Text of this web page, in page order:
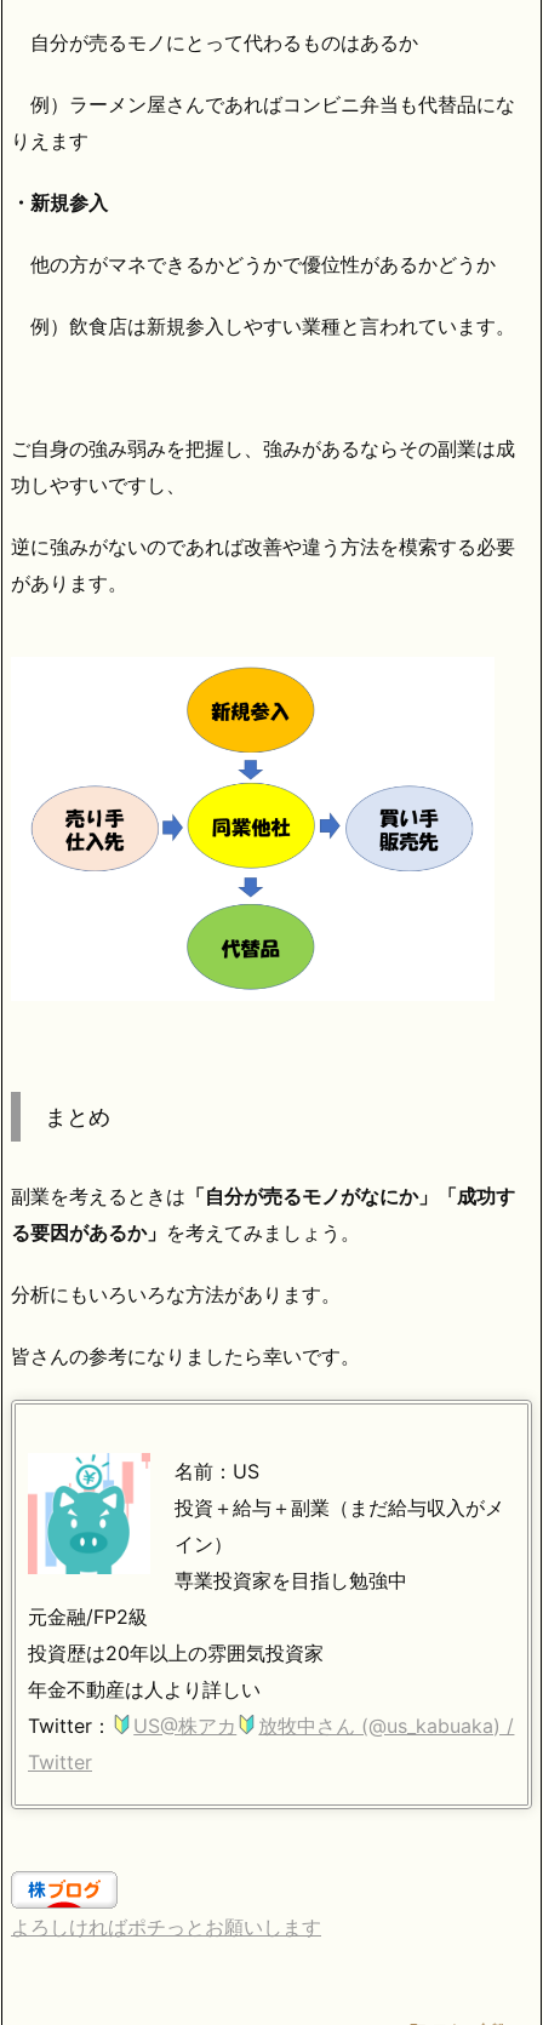
自分が売るモノにとって代わるものはあるか
例）ラーメン屋さんであればコンビニ弁当も代替品にな
りえます
・新規参入
他の方がマネできるかどうかで優位性があるかどうか
例）飲食店は新規参入しやすい業種と言われています。
ご自身の強み弱みを把握し、強みがあるならその副業は成
功しやすいですし、
逆に強みがないのであれば改善や違う方法を模索する必要
があります。
まとめ
副業を考えるときは 「自分が売るモノがなにか」「成功す
る要因があるか」 を考えてみましょう。
分析にもいろいろな方法があります。
皆さんの参考になりましたら幸いです。
名前：US
投資＋給与＋副業（まだ給与収入がメ
イン）
専業投資家を目指し勉強中
元金融/FP2級
投資歴は20年以上の雰囲気投資家
年金不動産は人より詳しい
Twitter：
US@株アカ
放牧中さん (@us_kabuaka) /
Twitter
よろしければポチっとお願いします